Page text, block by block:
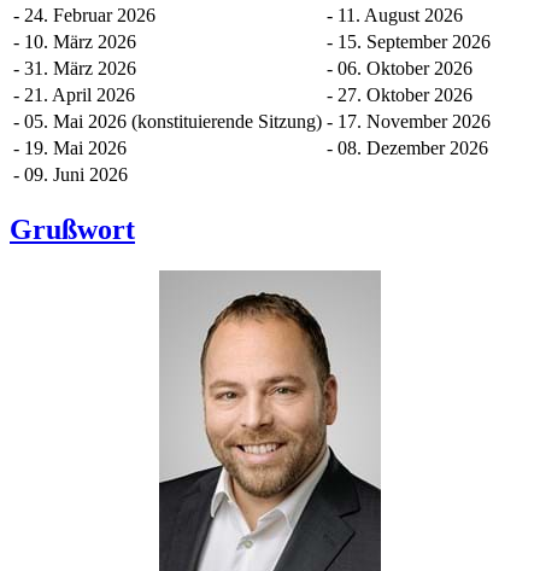
- 24. Februar 2026
- 11. August 2026
- 10. März 2026
- 15. September 2026
- 31. März 2026
- 06. Oktober 2026
- 21. April 2026
- 27. Oktober 2026
- 05. Mai 2026 (konstituierende Sitzung) - 17. November 2026
- 19. Mai 2026
- 08. Dezember 2026
- 09. Juni 2026
Grußwort